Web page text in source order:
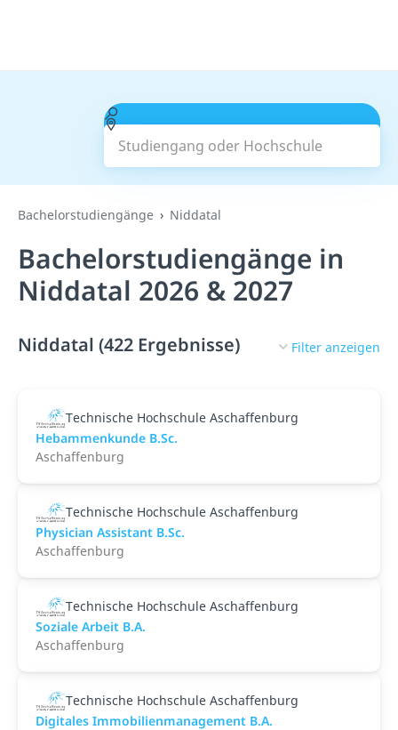
Studiengang oder Hochschule
Suchen
Bachelorstudiengänge Niddatal
Bachelorstudiengänge in
Niddatal 2026 & 2027
Niddatal (422 Ergebnisse) Filter anzeigen
Technische Hochschule Aschaffenburg
Hebammenkunde B.Sc.
Aschaffenburg
Technische Hochschule Aschaffenburg
Physician Assistant B.Sc.
Aschaffenburg
Technische Hochschule Aschaffenburg
Soziale Arbeit B.A.
Aschaffenburg
Technische Hochschule Aschaffenburg
Digitales Immobilienmanagement B.A.